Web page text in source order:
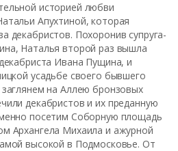
историей любви
Апухтиной, которая
декабристов. Похоронив супруга-
Наталья второй раз вышла
Ивана Пущина, и
усадьбе своего бывшего
на Аллею бронзовых
декабристов и их преданную
посетим Соборную площадь
Архангела Михаила и ажурной
высокой в Подмосковье. От